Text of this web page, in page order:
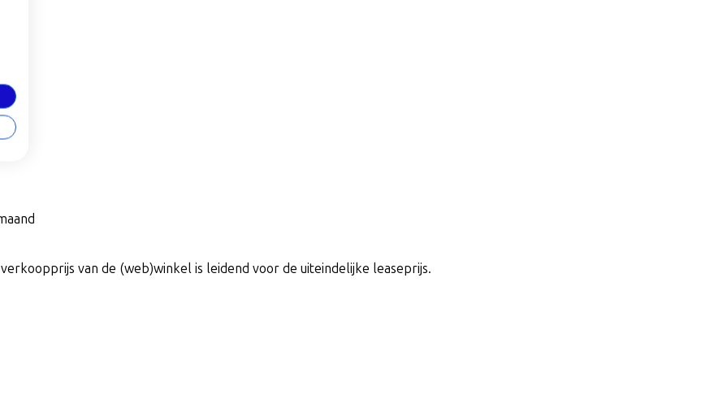
van de (web)winkel is leidend voor de uiteindelijke leaseprijs.